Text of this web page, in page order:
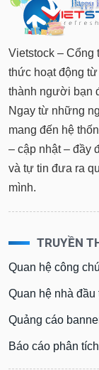
Vietstock – Cổng
thức hoạt động
thành người bạn
Ngay từ những
mang đến hệ
– cập nhật – đầy
và tự tin đưa ra
mình.
TRUYỀN
Quan hệ công
Quan hệ nhà đầu
Quảng cáo
Báo cáo phân tích